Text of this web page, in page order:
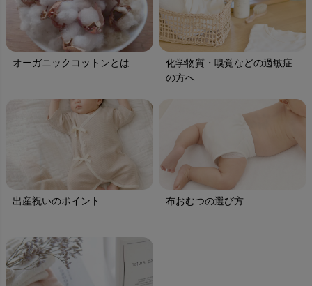
オーガニックコットンとは
化学物質・嗅覚などの過敏症
の方へ
出産祝いのポイント 布おむつの選び方